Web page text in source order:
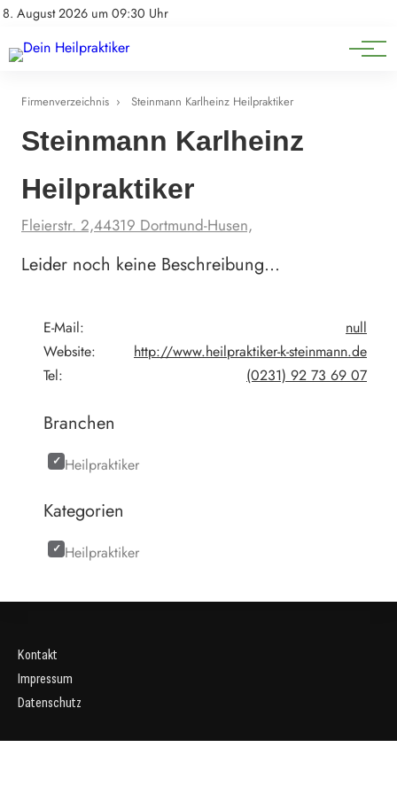
8. August 2026 um 09:30 Uhr
Impressum
Natürliche Medizin
Heilpflanzen & Kräuterkunde
Firmenverzeichnis › Steinmann Karlheinz Heilpraktiker
Steinmann Karlheinz
Heilpraktiker
Fleierstr. 2,44319 Dortmund-Husen,
Leider noch keine Beschreibung…
E-Mail:
null
Website:
http://www.heilpraktiker-k-steinmann.de
Tel:
(0231) 92 73 69 07
Branchen
Heilpraktiker
Kategorien
Heilpraktiker
Kontakt
Impressum
Datenschutz